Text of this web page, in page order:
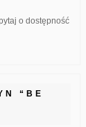
o dostępność
“BE